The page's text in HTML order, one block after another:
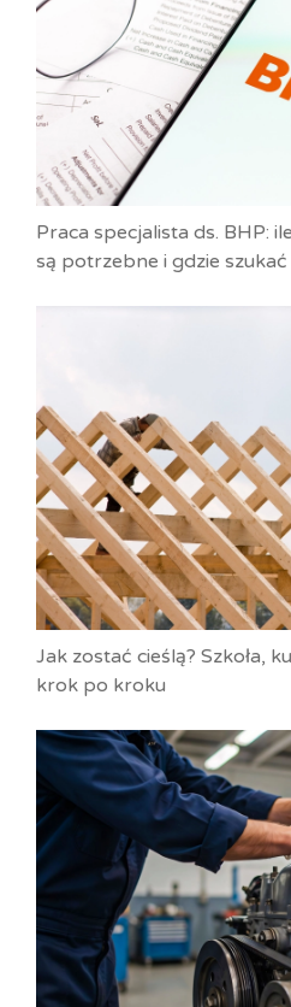
Praca specjalista ds. BHP:
są potrzebne i gdzie
Jak zostać cieślą? Szkoła,
krok po kroku